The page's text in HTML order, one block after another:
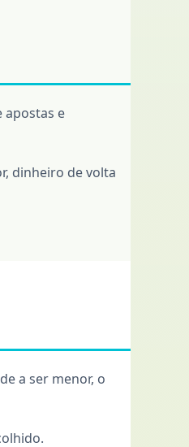
apostas e
dinheiro de volta
a ser menor, o